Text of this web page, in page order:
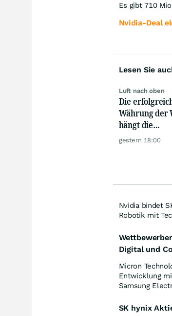
Es gibt 710
Nvidia-Deal
Lesen Sie
Luft nach oben
Die
Währung der
hängt die
Konkurrenz ab
gestern 18:00
Nvidia bindet
Robotik mit
Digital und
Micron
Entwicklung
Samsung
SK hynix